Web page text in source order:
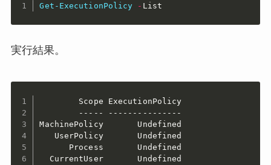
Get-ExecutionPolicy - List
実行結果。
        Scope ExecutionPolicy
        ----- ---------------
MachinePolicy       Undefined
   UserPolicy       Undefined
      Process       Undefined
  CurrentUser       Undefined